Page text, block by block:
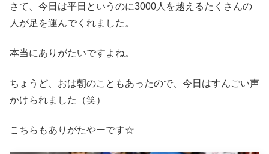
さて、今日は平日というのに3000人を越えるたくさんの
人が足を運んでくれました。
本当にありがたいですよね。
ちょうど、おは朝のこともあったので、今日はすんごい声
かけられました（笑）
こちらもありがたやーです☆